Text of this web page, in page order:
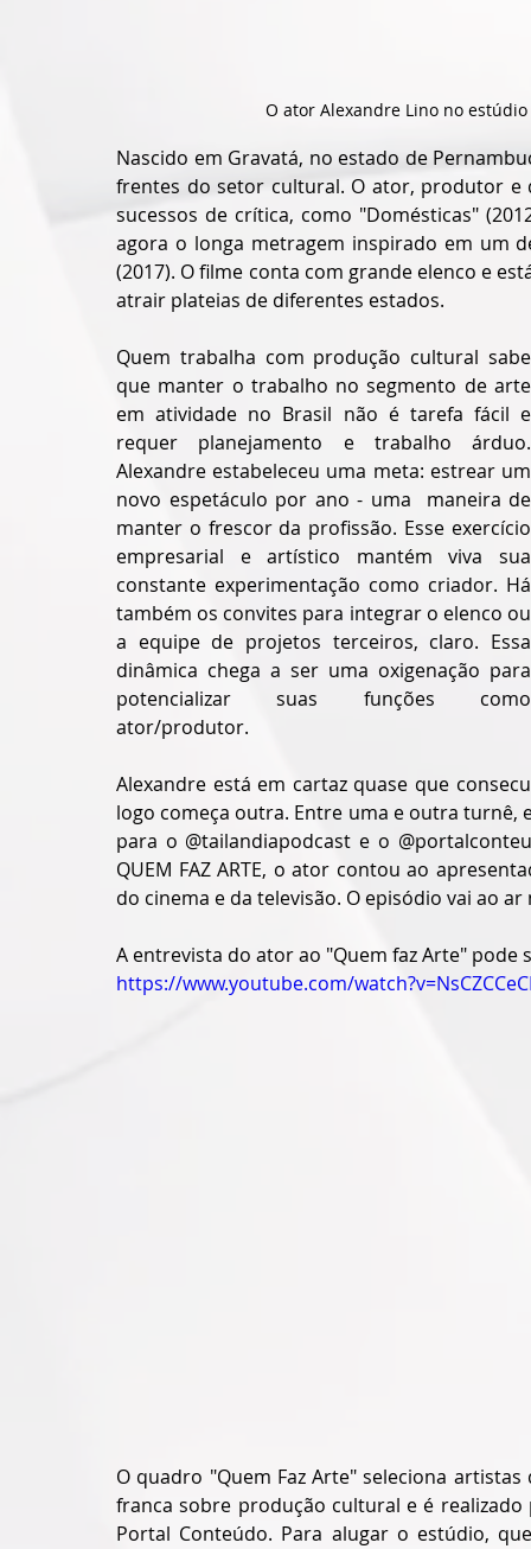
O ator Alexandre Lino no
Nascido em Gravatá, no estado de
frentes do setor cultural. O ator, produtor
sucessos de crítica, como "Domésticas"
agora o longa metragem inspirado em um
(2017). O filme conta com grande elenco e
atrair plateias de diferentes estados.
Quem trabalha com produção cultural sabe
que manter o trabalho no segmento de arte
em atividade no Brasil não é tarefa fácil e
requer planejamento e trabalho árduo.
Alexandre estabeleceu uma meta: estrear um
novo espetáculo por ano - uma  maneira de
manter o frescor da profissão. Esse exercício
empresarial e artístico mantém viva sua
constante experimentação como criador. Há
também os convites para integrar o elenco ou
a equipe de projetos terceiros, claro. Essa
dinâmica chega a ser uma oxigenação para
potencializar suas funções como
ator/produtor.
Alexandre está em cartaz quase que
logo começa outra. Entre uma e outra turnê,
para o @tailandiapodcast e o
QUEM FAZ ARTE, o ator contou ao
do cinema e da televisão. O episódio vai ao
A entrevista do ator ao "Quem faz Arte" pode
https://www.youtube.com/
O quadro "Quem Faz Arte" seleciona
franca sobre produção cultural e é
Portal Conteúdo. Para alugar o estúdio,